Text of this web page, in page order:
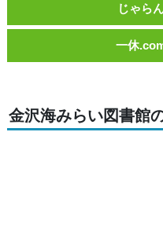
じゃら
一休
金沢海みらい図書館